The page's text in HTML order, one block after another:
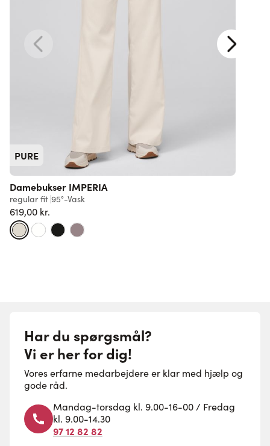
PURE
Damebukser IMPERIA
regular fit 95°-Vask
619,00 kr.
Har du spørgsmål?
Vi er her for dig!
Vores erfarne medarbejdere er klar med hjælp og
gode råd.
Mandag-torsdag kl. 9.00-16-00 / Fredag
kl. 9.00-14.30
97 12 82 82